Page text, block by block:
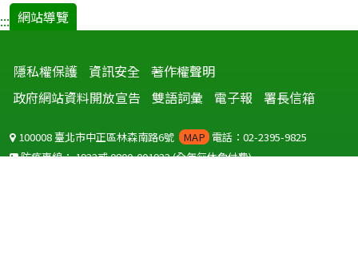
::: 網站導覽
隱私權保護 資訊安全 著作權聲明
政府網站資料開放宣告
雙語詞彙 電子報 署長信箱
100008 臺北市中正區林森南路6號 MAP 電話：02-2395-9825
防疫專線：1922或0800-001922(全年無休免付費)